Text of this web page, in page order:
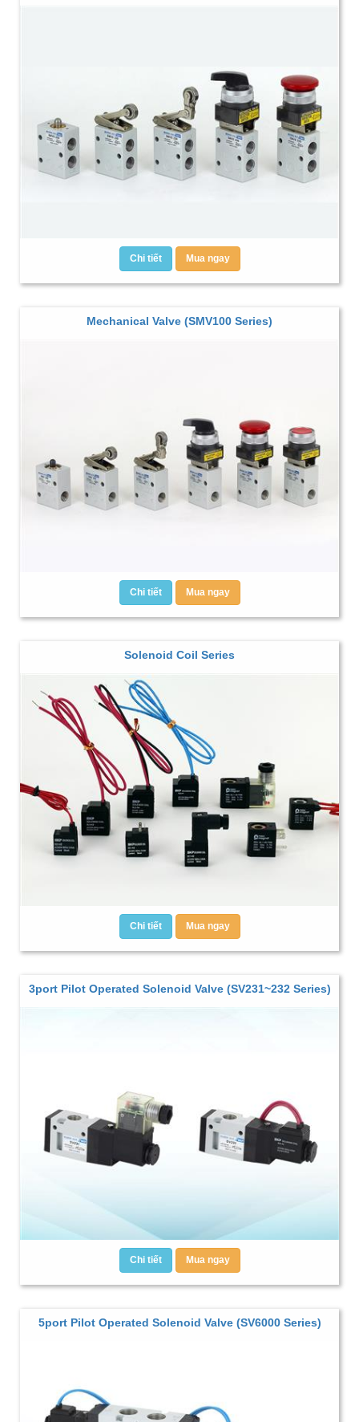
Chi tiết Mua ngay
Mechanical Valve (SMV100 Series)
Chi tiết Mua ngay
Solenoid Coil Series
Chi tiết Mua ngay
3port Pilot Operated Solenoid Valve (SV231~232 Series)
Chi tiết Mua ngay
5port Pilot Operated Solenoid Valve (SV6000 Series)